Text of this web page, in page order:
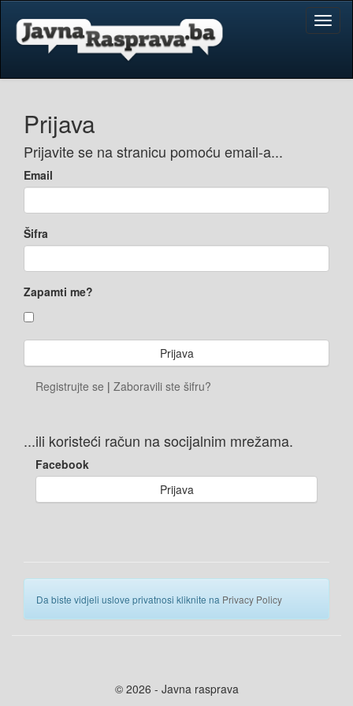
Prijava
Prijavite se na stranicu pomoću email-a...
Email
Šifra
Zapamti me?
Registrujte se | Zaboravili ste šifru?
...ili koristeći račun na socijalnim mrežama.
Facebook
Prijava
Da biste vidjeli uslove privatnosi kliknite na Privacy Policy
© 2026 - Javna rasprava